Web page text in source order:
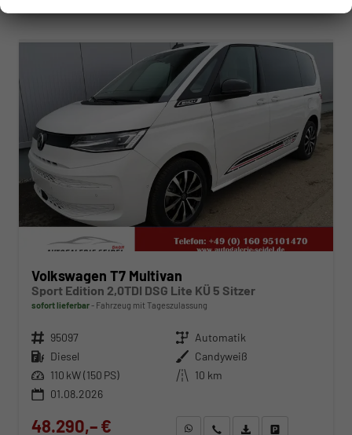
Volkswagen T7 Multivan
Sport Edition 2,0TDI DSG Lite KÜ 5 Sitzer
sofort lieferbar Fahrzeug mit Tageszulassung
Fahrzeugnr. 95097 Getriebe Automatik
Kraftstoff Diesel Außenfarbe Candyweiß
Leistung 110 kW (150 PS) Kilometerstand 10 km
01.08.2026
48.290,– € WhatsApp anfragen
Wir rufen Sie anFahrzeugexposé (PDF)